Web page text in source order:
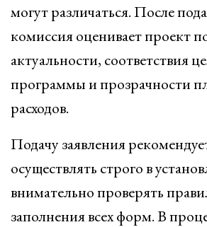
могут различаться. После
комиссия оценивает проект
актуальности, соответствия
программы и прозрачности
расходов.
Подачу заявления
осуществлять строго в
внимательно проверять
заполнения всех форм. В